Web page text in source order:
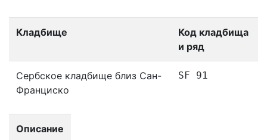
Кладбище
Код кладбища
и ряд
Сербское кладбище близ Сан-
Франциско
SF 91
Описание